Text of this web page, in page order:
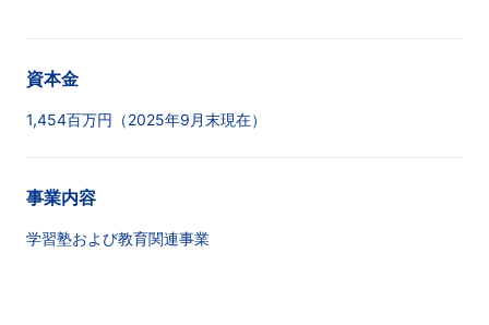
資本金
1,454百万円（2025年9月末現在）
事業内容
学習塾および教育関連事業